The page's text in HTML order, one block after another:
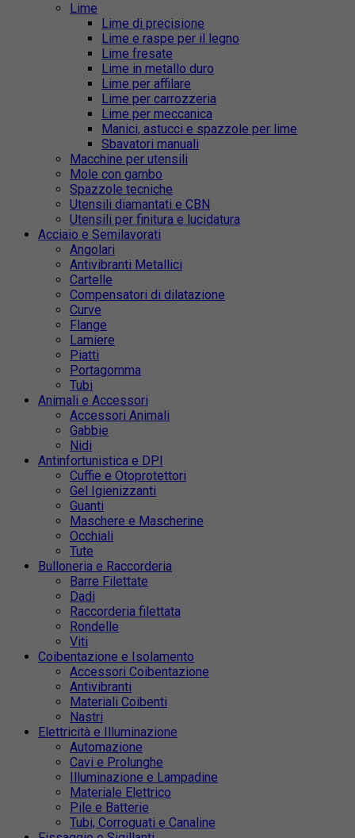
Lime
Lime di precisione
Lime e raspe per il legno
Lime fresate
Lime in metallo duro
Lime per affilare
Lime per carrozzeria
Lime per meccanica
Manici, astucci e spazzole per lime
Sbavatori manuali
Macchine per utensili
Mole con gambo
Spazzole tecniche
Utensili diamantati e CBN
Utensili per finitura e lucidatura
Acciaio e Semilavorati
Angolari
Antivibranti Metallici
Cartelle
Compensatori di dilatazione
Curve
Flange
Lamiere
Piatti
Portagomma
Tubi
Animali e Accessori
Accessori Animali
Gabbie
Nidi
Antinfortunistica e DPI
Cuffie e Otoprotettori
Gel Igienizzanti
Guanti
Maschere e Mascherine
Occhiali
Tute
Bulloneria e Raccorderia
Barre Filettate
Dadi
Raccorderia filettata
Rondelle
Viti
Coibentazione e Isolamento
Accessori Coibentazione
Antivibranti
Materiali Coibenti
Nastri
Elettricità e Illuminazione
Automazione
Cavi e Prolunghe
Illuminazione e Lampadine
Materiale Elettrico
Pile e Batterie
Tubi, Corroguati e Canaline